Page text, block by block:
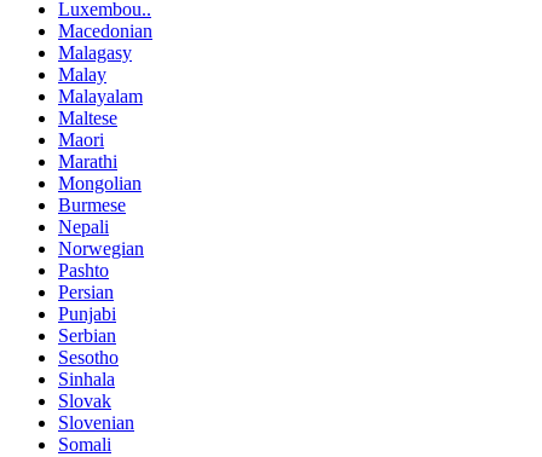
Luxembou..
Macedonian
Malagasy
Malay
Malayalam
Maltese
Maori
Marathi
Mongolian
Burmese
Nepali
Norwegian
Pashto
Persian
Punjabi
Serbian
Sesotho
Sinhala
Slovak
Slovenian
Somali